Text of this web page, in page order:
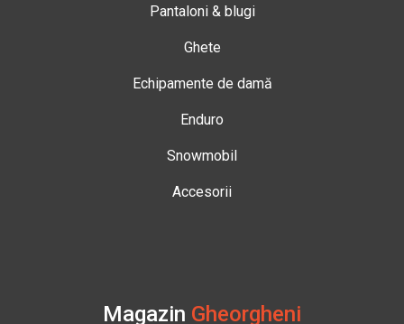
Pantaloni & blugi
Ghete
Echipamente de damă
Enduro
Snowmobil
Accesorii
Magazin Gheorgheni